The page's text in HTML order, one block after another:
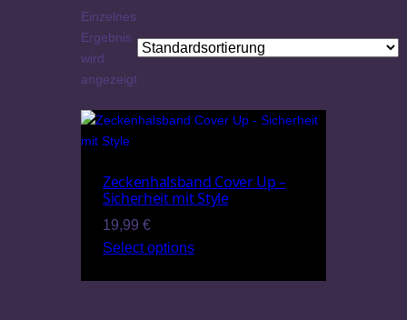
Einzelnes
Ergebnis
wird
angezeigt
Zeckenhalsband Cover Up –
Sicherheit mit Style
19,99 €
Select options